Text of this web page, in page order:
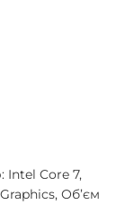
Intel Core 7,
Об’єм